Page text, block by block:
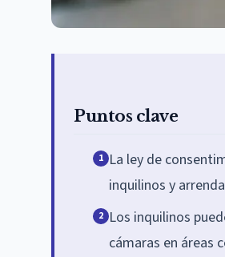
Puntos clave
1 La ley de
inquilinos y
2 Los inquilinos
cámaras en áreas